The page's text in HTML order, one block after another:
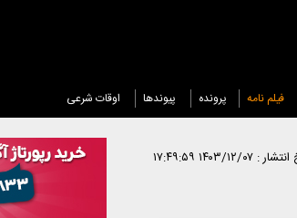
فیلم نامه پرونده پیوندها اوقات شرعی
انتشار : ۱۴۰۳/۱۲/۰۷ ۱۷:۴۹:۵۹